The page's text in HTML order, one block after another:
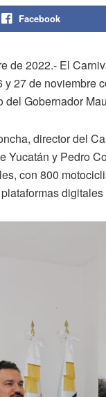
Facebook
de 2022.- El
27 de noviembre
Gobernador
director del
Yucatán y Pedro
con 800